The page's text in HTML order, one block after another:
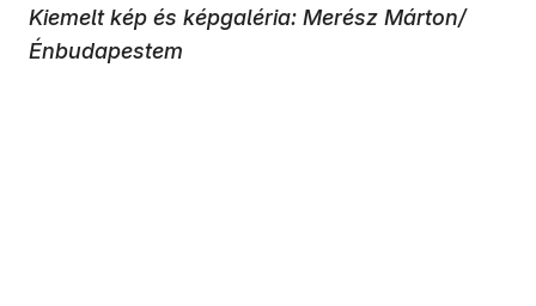
Kiemelt kép és képgaléria: Merész Márton/
Énbudapestem